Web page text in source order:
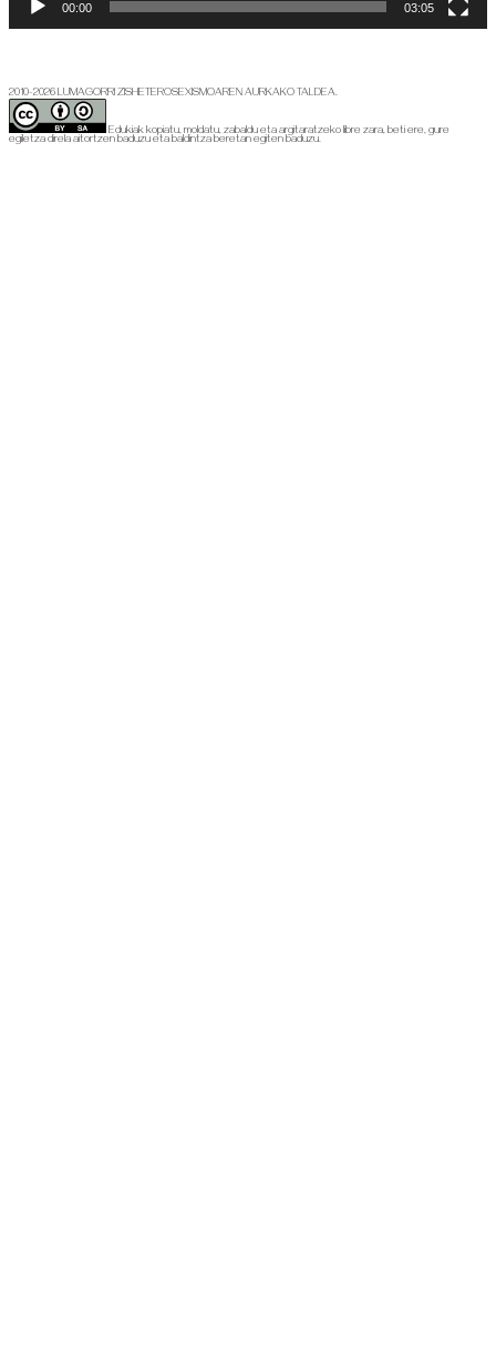
00:00 03:05
2010-2026 LUMAGORRI ZISHETEROSEXISMOAREN AURKAKO TALDEA.
Edukiak kopiatu, moldatu, zabaldu eta argitaratzeko libre zara, beti ere, gure
egiletza direla aitortzen baduzu eta baldintza beretan egiten baduzu.